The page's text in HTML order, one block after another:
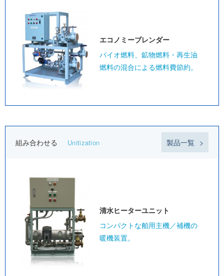
エコノミーブレンダー
バイオ燃料、鉱物燃料・再生油
燃料の混合による燃料費節約。
組み合わせる Unitization 製品一覧
清水ヒーターユニット
コンパクトな舶用主機／補機の
暖機装置。